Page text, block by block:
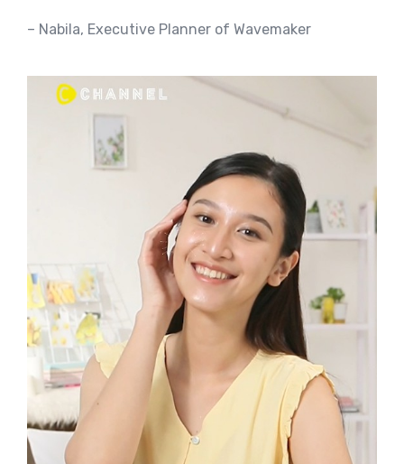
– Nabila, Executive Planner of Wavemaker